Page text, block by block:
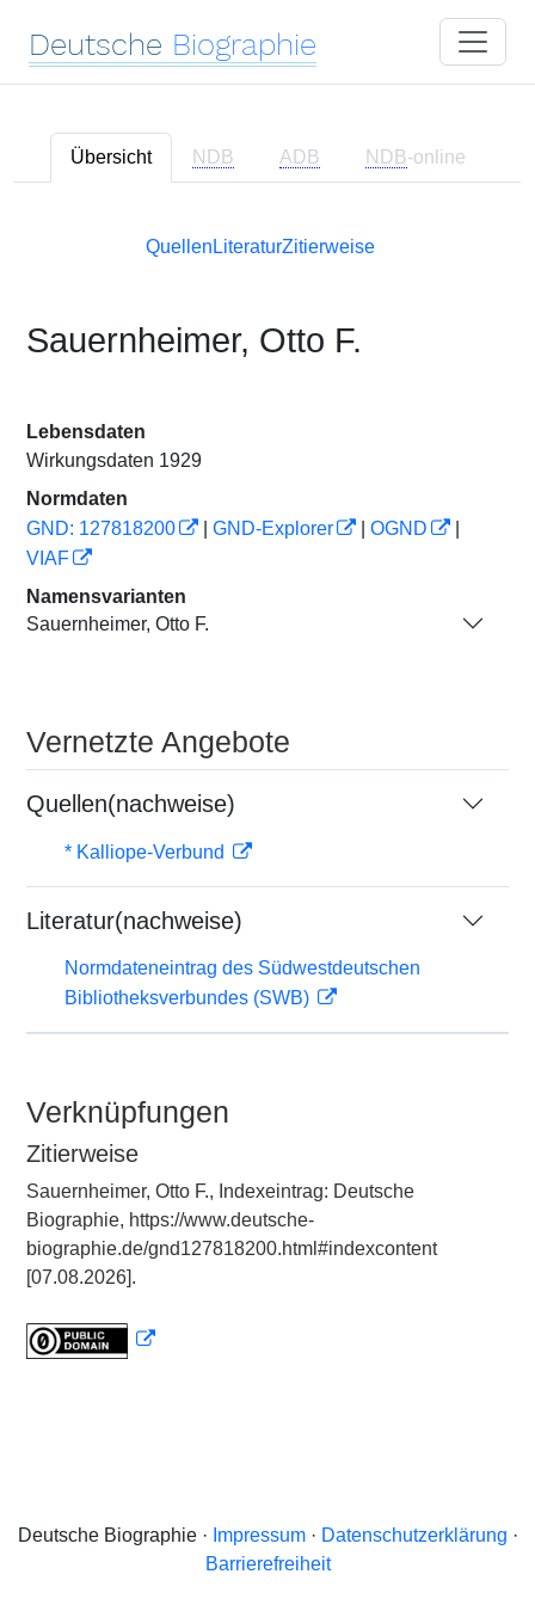
Deutsche Biographie
Übersicht NDB ADB NDB-online
Quellen LiteraturZitierweise
Sauernheimer, Otto F.
Lebensdaten
Wirkungsdaten 1929
Normdaten
GND: 127818200
GND-Explorer OGND
VIAF
Namensvarianten
Sauernheimer, Otto F.
Vernetzte Angebote
Quellen(nachweise)
* Kalliope-Verbund
Literatur(nachweise)
Normdateneintrag des Südwestdeutschen
Bibliotheksverbundes (SWB)
Verknüpfungen
Zitierweise
Sauernheimer, Otto F., Indexeintrag: Deutsche
Biographie, https://www.deutsche-
biographie.de/gnd127818200.html#indexcontent
[07.08.2026].
Deutsche Biographie · Impressum· Datenschutzerklärung ·
Barrierefreiheit